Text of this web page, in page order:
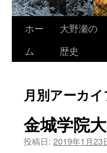
へ
ホー
ム
大野瀬の
歴史
月別アーカ
金城学院
投稿日: 2019年1月23